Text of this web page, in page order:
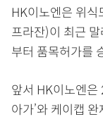
HK이노엔은 위식
프라잔)이 최근
부터 품목허가를
앞서 HK이노엔은
아가’와 케이캡